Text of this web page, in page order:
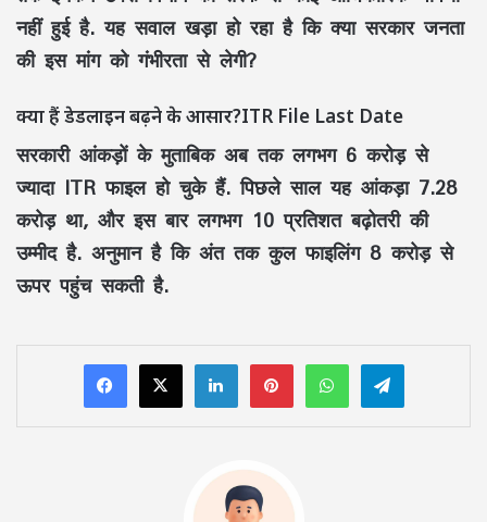
नहीं हुई है. यह सवाल खड़ा हो रहा है कि क्या सरकार जनता
की इस मांग को गंभीरता से लेगी?
क्या हैं डेडलाइन बढ़ने के आसार?ITR File Last Date
सरकारी आंकड़ों के मुताबिक अब तक लगभग 6 करोड़ से
ज्यादा ITR फाइल हो चुके हैं. पिछले साल यह आंकड़ा 7.28
करोड़ था, और इस बार लगभग 10 प्रतिशत बढ़ोतरी की
उम्मीद है. अनुमान है कि अंत तक कुल फाइलिंग 8 करोड़ से
ऊपर पहुंच सकती है.
LinkedInPinterestWhatsAppTelegram